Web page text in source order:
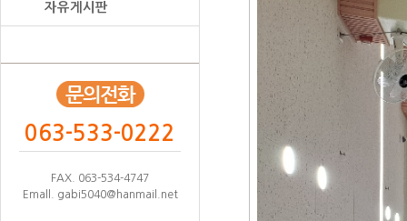
자유게시판
063-533-0222
FAX. 063-534-4747
Emall. gabi5040@hanmail.net